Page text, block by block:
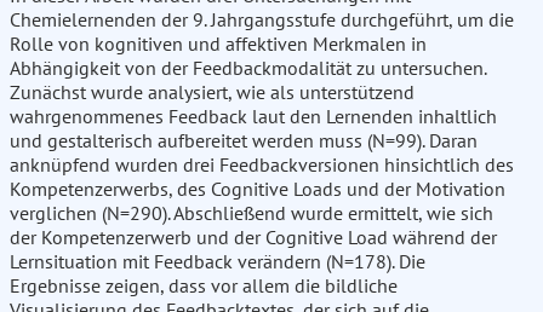
Chemielernenden der 9. Jahrgangsstufe durchgeführt, um die
Rolle von kognitiven und affektiven Merkmalen in
Abhängigkeit von der Feedbackmodalität zu untersuchen.
Zunächst wurde analysiert, wie als unterstützend
wahrgenommenes Feedback laut den Lernenden inhaltlich
und gestalterisch aufbereitet werden muss (N=99). Daran
anknüpfend wurden drei Feedbackversionen hinsichtlich des
Kompetenzerwerbs, des Cognitive Loads und der Motivation
verglichen (N=290). Abschließend wurde ermittelt, wie sich
der Kompetenzerwerb und der Cognitive Load während der
Lernsituation mit Feedback verändern (N=178). Die
Ergebnisse zeigen, dass vor allem die bildliche